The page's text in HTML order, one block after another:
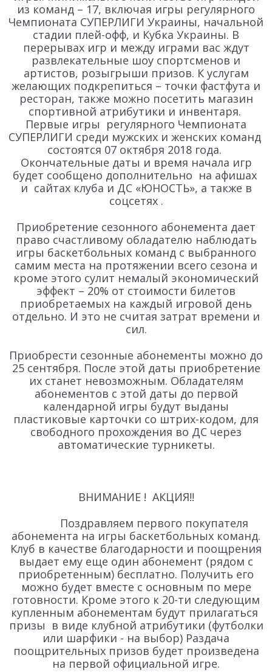
из команд – 17, включая игры регулярного
Чемпионата СУПЕРЛИГИ Украины, начальной
стадии плей-офф, и Кубка Украины. В
перерывах игр и между играми вас ждут
развлекательные шоу спортсменов и
артистов, розыгрыши призов. К услугам
желающих подкрепиться – точки фастфута и
ресторан, также можно посетить магазин
спортивной атрибутики и инвентаря.
Первые игры регулярного Чемпионата
СУПЕРЛИГИ среди мужских и женских команд
состоятся 07 октября 2018 года.
Окончательные даты и время начала игр
будет сообщено дополнительно на афишах
и сайтах клуба и ДС «ЮНОСТЬ», а также в
соцсетях .
Приобретение сезонного абонемента дает
право счастливому обладателю наблюдать
игры баскетбольных команд с выбранного
самим места на протяжении всего сезона и
кроме этого сулит немалый экономический
эффект – 20% от стоимости билетов
приобретаемых на каждый игровой день
отдельно. И это не считая затрат времени и
сил.
Приобрести сезонные абонементы можно до
25 сентября. После этой даты приобретение
их станет невозможным. Обладателям
абонементов с этой даты до первой
календарной игры будут выданы
пластиковые карточки со штрих-кодом, для
свободного прохождения во ДС через
автоматические турникеты.
ВНИМАНИЕ ! АКЦИЯ!!
Поздравляем первого покупателя
абонемента на игры баскетбольных команд.
Клуб в качестве благодарности и поощрения
выдает ему еще один абонемент (рядом с
приобретенным) бесплатно. Получить его
можно будет вместе с основным по мере
готовности. Кроме этого к 20-ти следующим
купленным абонементам будут прилагаться
призы в виде клубной атрибутики (футболки
или шарфики - на выбор) Раздача
поощрительных призов будет произведена
на первой официальной игре.